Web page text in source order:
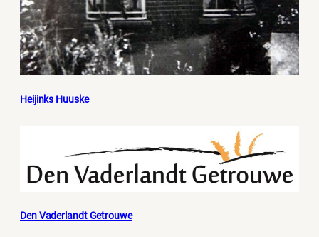
Heijinks Huuske
Den Vaderlandt Getrouwe